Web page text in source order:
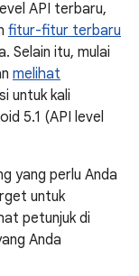
API terbaru,
fitur-fitur terbaru
Selain itu, mulai
melihat
untuk kali
5.1 (API level
yang perlu Anda
untuk
petunjuk di
Anda